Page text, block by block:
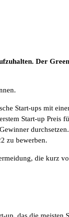
Der
Start-ups mit
Start-up
zu bewerben.
die kurz
das die